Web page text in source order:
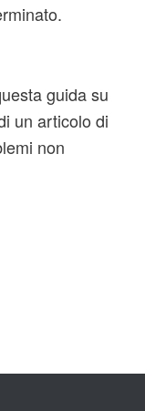
guida su
un articolo di
non